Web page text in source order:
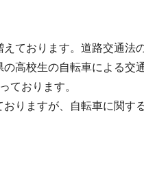
ております。道路交通法
高校生の自転車による交
ております。
りますが、自転車に関す